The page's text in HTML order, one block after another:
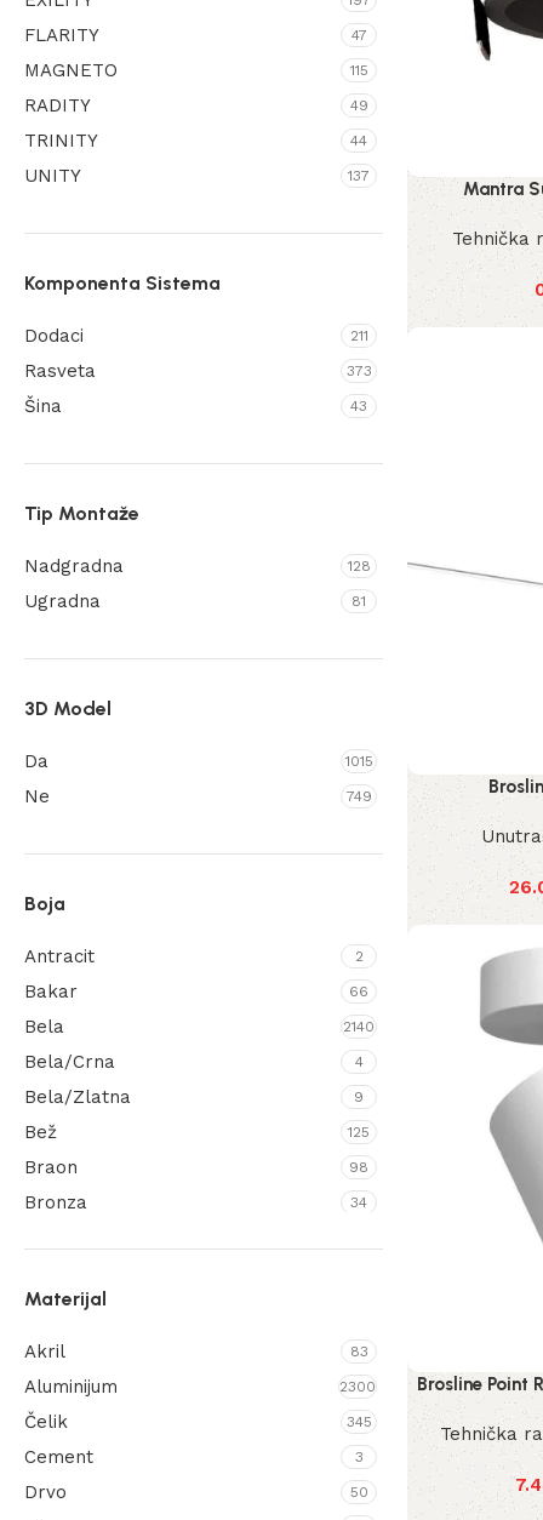
2112
Nordlux 997
17
94
FLARITY 47
MAGNETO 115
RADITY 49
TRINITY 44
UNITY 137
Komponenta Sistema
Dodaci 211
Rasveta 373
Šina 43
Tip Montaže
Nadgradna 128
Ugradna 81
3D Model
Da 1015
Ne 749
Boja
Antracit 2
Bakar 66
Bela 2140
Bela/Crna 4
Bela/Zlatna 9
Bež 125
Braon 98
Bronza 34
Crna/Bronza
Crna/Zlatna 24
Crvena 53
Hrom 45
Kesten 7
Krem 19
Materijal
Akril 83
Aluminijum 2300
Čelik 345
Cement 3
Drvo 50
Mantra
Tehnička
Brosline Point
Tehnička